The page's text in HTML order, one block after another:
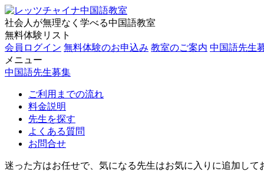
社会人が無理なく学べる中国語教室
無料体験リスト
会員ログイン 無料体験のお申込み 教室のご案内 中国語先生
メニュー
中国語先生募集
ご利用までの流れ
料金説明
先生を探す
よくある質問
お問合せ
迷った方はお任せで、気になる先生はお気に入りに追加して